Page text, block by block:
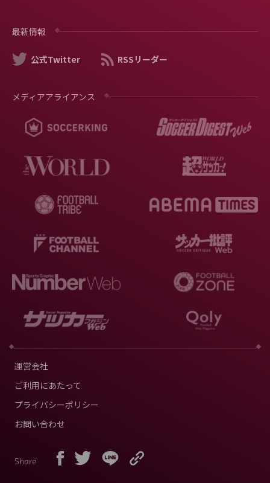
最新情報
公式Twitter RSSリーダー
メディアアライアンス
運営会社
ご利用にあたって
プライバシーポリシー
お問い合わせ
Share